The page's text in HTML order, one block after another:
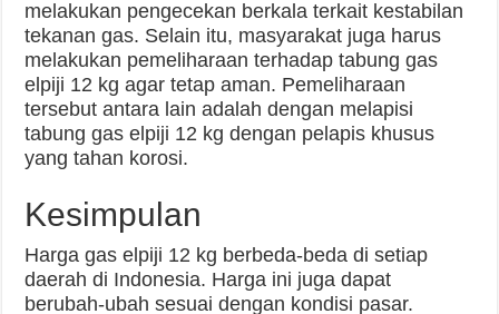
melakukan pengecekan berkala terkait kestabilan
tekanan gas. Selain itu, masyarakat juga harus
melakukan pemeliharaan terhadap tabung gas
elpiji 12 kg agar tetap aman. Pemeliharaan
tersebut antara lain adalah dengan melapisi
tabung gas elpiji 12 kg dengan pelapis khusus
yang tahan korosi.
Kesimpulan
Harga gas elpiji 12 kg berbeda-beda di setiap
daerah di Indonesia. Harga ini juga dapat
berubah-ubah sesuai dengan kondisi pasar.